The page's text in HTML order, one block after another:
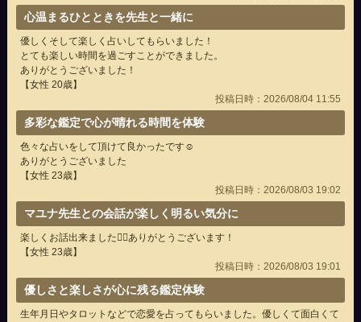
心温まるひとときを先生と一緒に
優しくそして楽しく占いしてもらいました！
とても楽しい時間を過ごすことができました。
ありがとうございました！
【女性 20歳】
投稿日時：2026/08/04 11:55
多彩な鑑定で心が晴れる時間を体験
色々な占いをして頂けて良かったです☺️
ありがとうございました
【女性 23歳】
投稿日時：2026/08/03 19:02
マユナ先生との会話が楽しく明るい気分に
楽しくお話出来ました✌🏻ありがとうございます！
【女性 23歳】
投稿日時：2026/08/03 19:01
優しさと楽しさが心に残る鑑定体験
生年月日やタロットなどで恋愛を占ってもらいました。優しくて面白くて